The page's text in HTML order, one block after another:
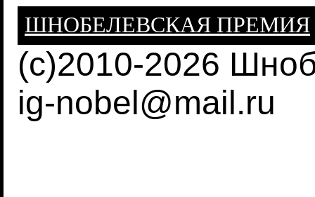
ШНОБЕЛЕВСКАЯ ПРЕМИЯ
(c)2010-2026
ig-nobel@mail.ru